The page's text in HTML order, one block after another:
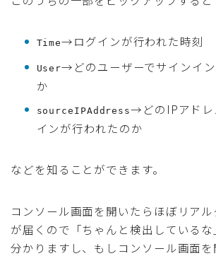
Time→ログインが行われた時刻
User→どのユーザーでサインイ
か
sourceIPAddress→どのIPアドレ
インが行われたのか
などを知ることができます。
コンソール画面を開いたらほぼリア
が届くので「ちゃんと検出している
分かりますし、もしコンソール画面